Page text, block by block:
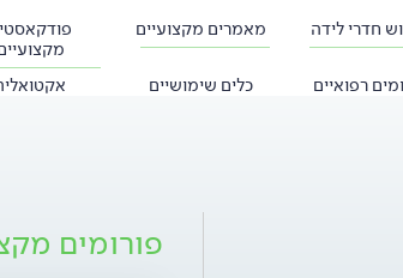
חדרי לידה מאמרים מקצועיים
רפואיים כלים שימושיים
פורומים